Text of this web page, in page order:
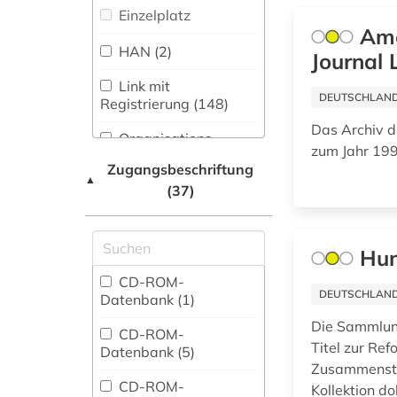
Musikwissenschaft
(207)
Natur- und
Umweltschutz (127)
Pädagogik (240)
Philosophie (302)
Physik (144)
Politologie (660)
Psychologie (184)
Rechtswissenschaft
(1220)
Romanistik (187)
abchasien (1)
abda (1)
abendroth,
wolfgang | politologe;
wissenschaftler; jurist;
hochschullehrer;
sozialist (1)
abfall (6)
abfallrecht (3)
abgabenordnung (1)
abgabeordnung (1)
Einzelplatz
HAN (2)
Link mit
Registrierung (148)
Organisations-
Shibboleth (3)
Zugriff vor Ort (2)
▲
Zugangsbeschriftung
(37)
CD-ROM-
Datenbank (1)
CD-ROM-
Datenbank (5)
CD-ROM-
Journal
Das Archiv
zum Jahr
Die
Titel zur
Kollektion